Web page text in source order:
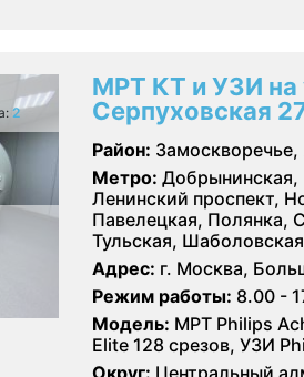
2
МРТ КТ и УЗИ на
Серпуховская
Район:
Метро: Добрынинская,
Ленинский проспект,
Павелецкая, Полянка,
Тульская, Шаболовская
Адрес: г. Москва,
Режим работы: 8.00 -
Модель: МРТ Philips
Elite 128 срезов, УЗИ
Округ: Центральный